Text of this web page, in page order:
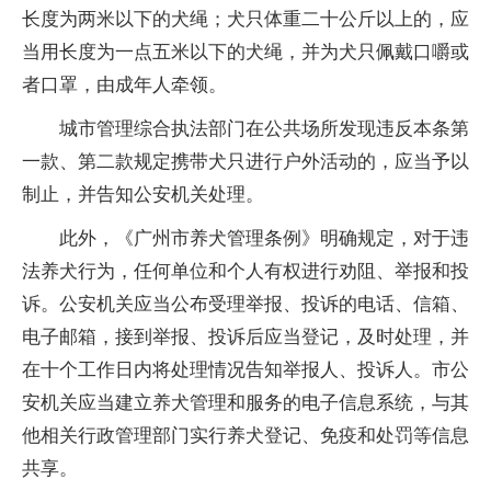
长度为两米以下的犬绳；犬只体重二十公斤以上的，应
当用长度为一点五米以下的犬绳，并为犬只佩戴口嚼或
者口罩，由成年人牵领。
城市管理综合执法部门在公共场所发现违反本条第
一款、第二款规定携带犬只进行户外活动的，应当予以
制止，并告知公安机关处理。
此外，《广州市养犬管理条例》明确规定，对于违
法养犬行为，任何单位和个人有权进行劝阻、举报和投
诉。公安机关应当公布受理举报、投诉的电话、信箱、
电子邮箱，接到举报、投诉后应当登记，及时处理，并
在十个工作日内将处理情况告知举报人、投诉人。市公
安机关应当建立养犬管理和服务的电子信息系统，与其
他相关行政管理部门实行养犬登记、免疫和处罚等信息
共享。